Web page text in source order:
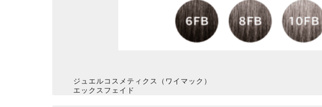
ジュエルコスメティクス（ワイマック）
エックスフェイド